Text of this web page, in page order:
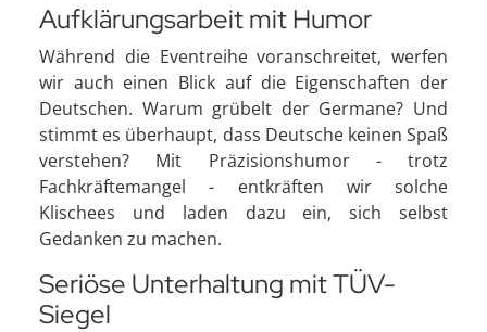
Aufklärungsarbeit mit Humor
Während die Eventreihe voranschreitet, werfen
wir auch einen Blick auf die Eigenschaften der
Deutschen. Warum grübelt der Germane? Und
stimmt es überhaupt, dass Deutsche keinen Spaß
verstehen? Mit Präzisionshumor - trotz
Fachkräftemangel - entkräften wir solche
Klischees und laden dazu ein, sich selbst
Gedanken zu machen.
Seriöse Unterhaltung mit TÜV-
Siegel